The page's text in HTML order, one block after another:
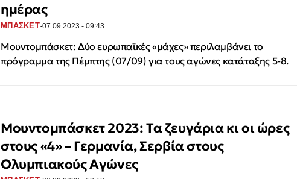
ημέρας
ΜΠΑΣΚΕΤ·07.09.2023 - 09:43
Μουντομπάσκετ: Δύο ευρωπαϊκές «μάχες» περιλαμβάνει το
πρόγραμμα της Πέμπτης (07/09) για τους αγώνες κατάταξης 5-8.
Μουντομπάσκετ 2023: Τα ζευγάρια κι οι ώρες
στους «4» – Γερμανία, Σερβία στους
Ολυμπιακούς Αγώνες